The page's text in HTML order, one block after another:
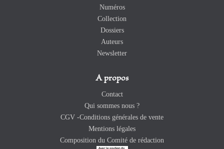
Numéros
Collection
Dossiers
Auteurs
Newsletter
A propos
Contact
Qui sommes nous ?
CGV -Conditions générales de vente
Mentions légales
Composition du Comité de rédaction